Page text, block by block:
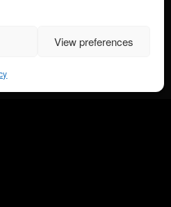
View preferences